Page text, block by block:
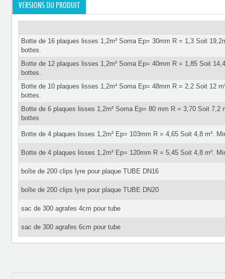
VERSIONS DU PRODUIT
Botte de 16 plaques lisses 1,2m² Soma Ep= 30mm R = 1,3 Soit
bottes.
Botte de 12 plaques lisses 1,2m² Soma Ep= 40mm R = 1,85 Soit
bottes.
Botte de 10 plaques lisses 1,2m² Soma Ep= 48mm R = 2,2 Soit 12
bottes.
Botte de 6 plaques lisses 1,2m² Soma Ep= 80 mm R = 3,70 Soit 7,2
bottes
Botte de 4 plaques lisses 1,2m² Ep= 103mm R = 4,65 Soit 4,8 m².
Botte de 4 plaques lisses 1,2m² Ep= 120mm R = 5,45 Soit 4,8 m².
boîte de 200 clips lyre pour plaque TUBE DN16
boîte de 200 clips lyre pour plaque TUBE DN20
sac de 300 agrafes 4cm pour tube
sac de 300 agrafes 6cm pour tube